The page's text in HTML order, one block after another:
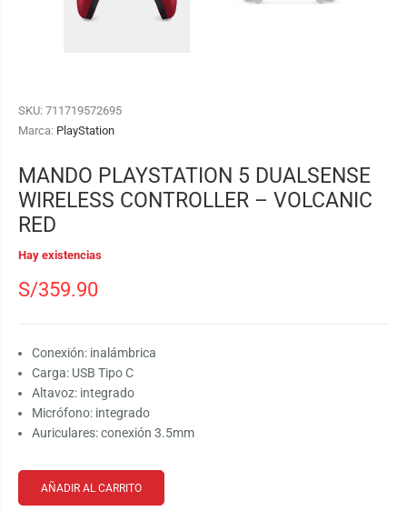
SKU: 711719572695
Marca: PlayStation
MANDO PLAYSTATION 5 DUALSENSE
WIRELESS CONTROLLER – VOLCANIC
RED
Hay existencias
S/359.90
Conexión: inalámbrica
Carga: USB Tipo C
Altavoz: integrado
Micrófono: integrado
Auriculares: conexión 3.5mm
AÑADIR AL CARRITO